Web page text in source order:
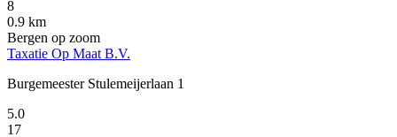
8
0.9 km
Bergen op zoom
Taxatie Op Maat B.V.
Burgemeester Stulemeijerlaan 1
5.0
17